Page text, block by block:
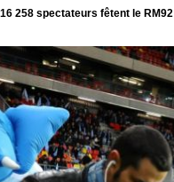
16 258 spectateurs fêtent le RM92